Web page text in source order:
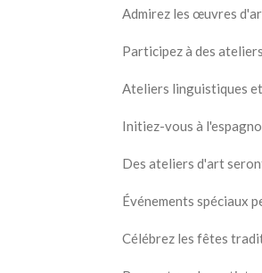
Admirez les œuvres
Participez à des
Ateliers linguistiques
Initiez-vous à
Des ateliers d'art
Événements spéciaux
Célébrez les fêtes